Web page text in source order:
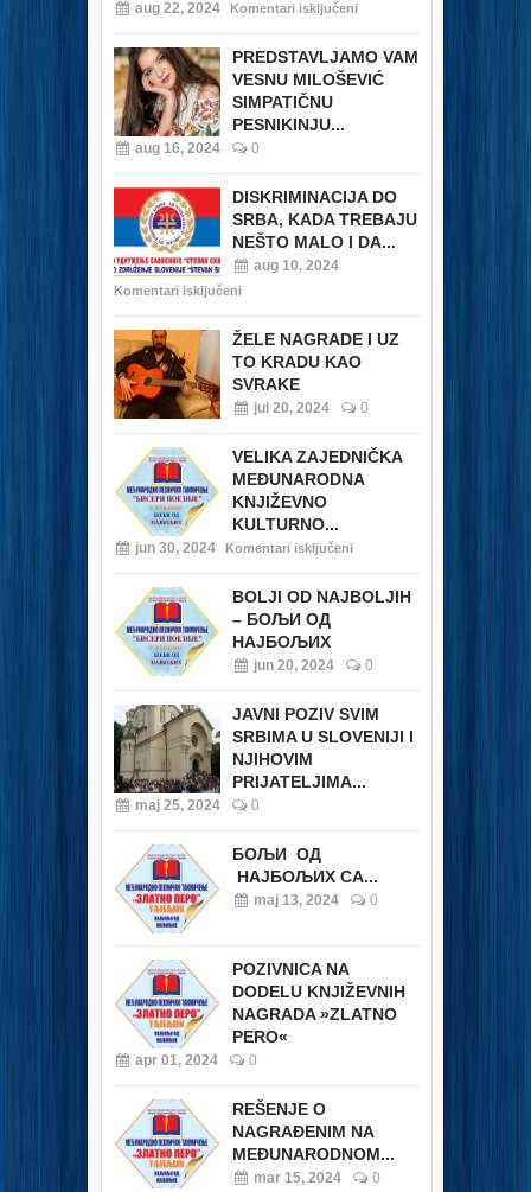
aug 22, 2024 Komentari isključeni
PREDSTAVLJAMO VAM
VESNU MILOŠEVIĆ
SIMPATIČNU
PESNIKINJU...
aug 16, 2024 0
DISKRIMINACIJA DO
SRBA, KADA TREBAJU
NEŠTO MALO I DA...
aug 10, 2024
Komentari isključeni
ŽELE NAGRADE I UZ
TO KRADU KAO
SVRAKE
jul 20, 2024 0
VELIKA ZAJEDNIČKA
MEĐUNARODNA
KNJIŽEVNO
KULTURNO...
jun 30, 2024 Komentari isključeni
BOLJI OD NAJBOLJIH
– БОЉИ ОД
НАЈБОЉИХ
jun 20, 2024 0
JAVNI POZIV SVIM
SRBIMA U SLOVENIJI I
NJIHOVIM
PRIJATELJIMA...
maj 25, 2024 0
БОЉИ ОД
НАЈБОЉИХ СА...
maj 13, 2024 0
POZIVNICA NA
DODELU KNJIŽEVNIH
NAGRADA »ZLATNO
PERO«
apr 01, 2024 0
REŠENJE O
NAGRAĐENIM NA
MEĐUNARODNOM...
mar 15, 2024 0